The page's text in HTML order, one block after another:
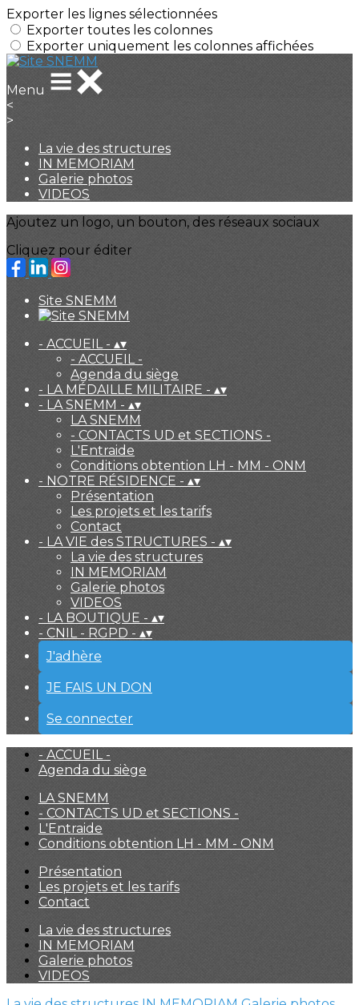
Exporter les lignes sélectionnées
Exporter toutes les colonnes
Exporter uniquement les colonnes affichées
Menu
<
>
La vie des structures
IN MEMORIAM
Galerie photos
VIDEOS
Ajoutez un logo, un bouton, des réseaux sociaux
Cliquez pour éditer
Site SNEMM
- ACCUEIL - ▴▾
- ACCUEIL -
Agenda du siège
- LA MÉDAILLE MILITAIRE - ▴▾
- LA SNEMM - ▴▾
LA SNEMM
- CONTACTS UD et SECTIONS -
L'Entraide
Conditions obtention LH - MM - ONM
- NOTRE RÉSIDENCE - ▴▾
Présentation
Les projets et les tarifs
Contact
- LA VIE des STRUCTURES - ▴▾
La vie des structures
IN MEMORIAM
Galerie photos
VIDEOS
- LA BOUTIQUE - ▴▾
- CNIL - RGPD - ▴▾
J'adhère
JE FAIS UN DON
Se connecter
- ACCUEIL -
Agenda du siège
LA SNEMM
- CONTACTS UD et SECTIONS -
L'Entraide
Conditions obtention LH - MM - ONM
Présentation
Les projets et les tarifs
Contact
La vie des structures
IN MEMORIAM
Galerie photos
VIDEOS